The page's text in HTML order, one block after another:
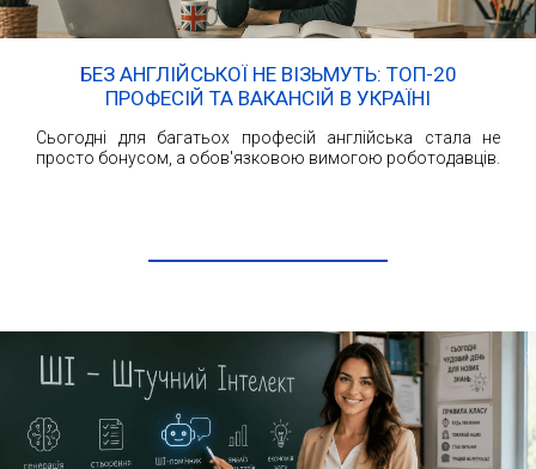
БЕЗ АНГЛІЙСЬКОЇ НЕ ВІЗЬМУТЬ: ТОП-20
ПРОФЕСІЙ ТА ВАКАНСІЙ В УКРАЇНІ
Сьогодні для багатьох професій англійська стала не
просто бонусом, а обов'язковою вимогою роботодавців.